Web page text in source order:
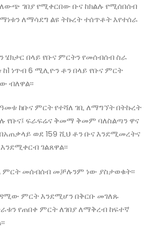
ገበያ የሚቀርበው ቡና ከክልሉ የሚሰበሰብ
ለማሳደግ ልዩ ትኩረት ተሰጥቶት እየተሰራ
ሄክታር በላይ የቡና ምርትን የመሰብሰብ ስራ
ነጥብ 6 ሚሊዮን ቶን በላይ የቡና ምርት
ብለዋል፡፡
ከቡና ምርት የተሻለ ገቢ ለማግኘት በትኩረት
የቡና፤ ፍራፍሬና ቅመማ ቅመም ባለስልጣን ዋና
ወደ 159 ሺህ ቶን ቡና እንደሚመረትና
ገልጸዋል፡፡
ምርት መሰብሰብ መቻሉንም ነው ያስታወቁት፡፡
ምርት እንደሚሆን በቅርቡ መገለጹ
የጠበቀ ምርት ለገበያ ለማቅረብ ከፍተኛ